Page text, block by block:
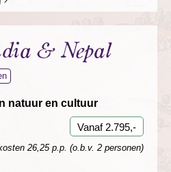
& Nepal
natuur en cultuur
Vanaf 2.795,-
26,25 p.p. (o.b.v. 2 personen)